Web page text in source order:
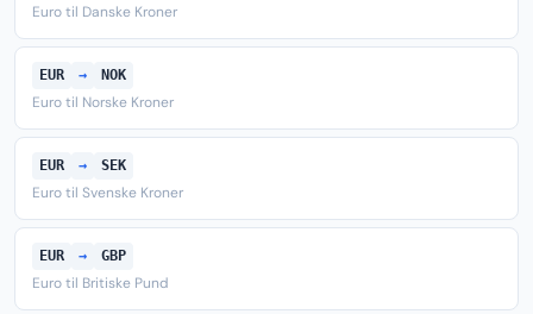
Euro til Danske Kroner
EUR → NOK
Euro til Norske Kroner
EUR → SEK
Euro til Svenske Kroner
EUR → GBP
Euro til Britiske Pund